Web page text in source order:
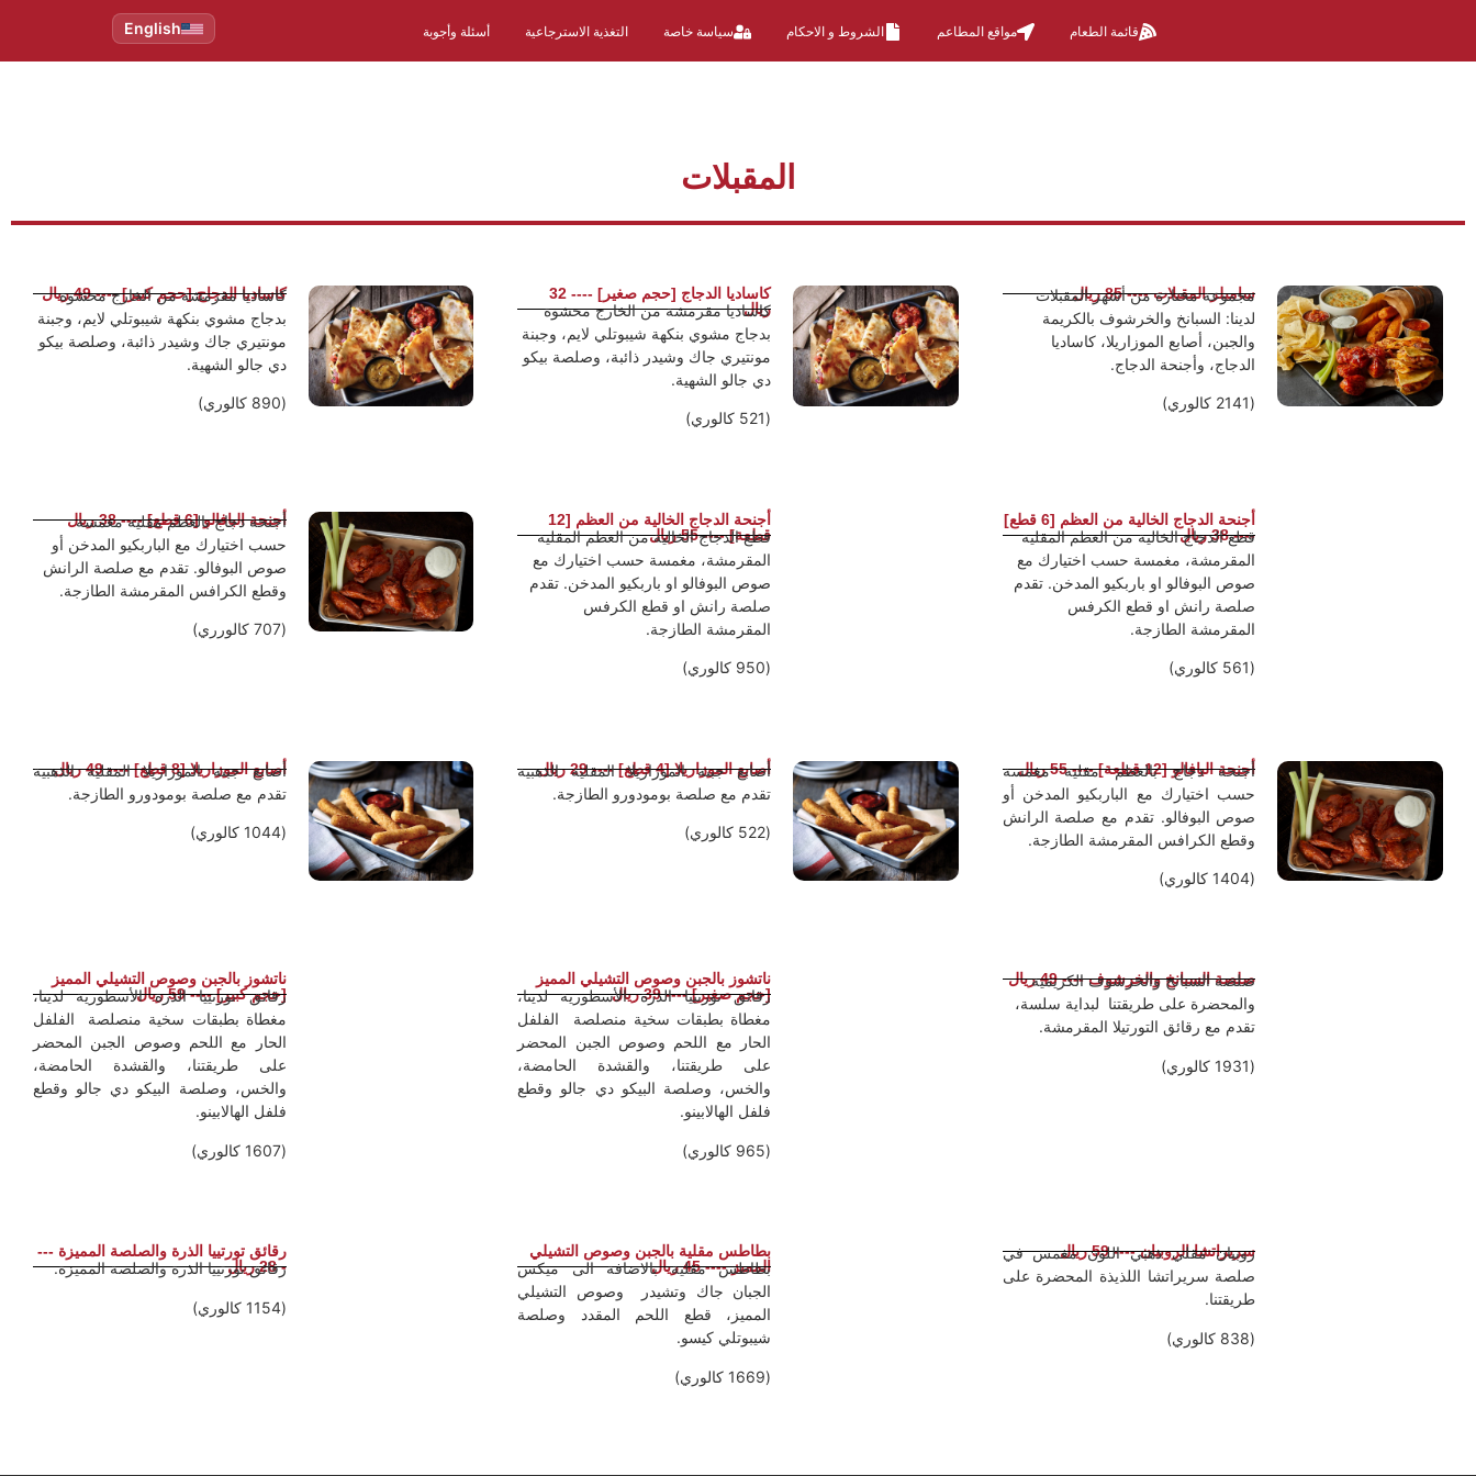
قائمة الطعام مواقع المطاعم الشروط و الاحكام سياسة خاصة التغذية الاسترجاعية أسئلة وأجوبة English
المقبلات
سامبلر المقبلات ---- 85 ريال
مجموعة مختارة من أشهر المقبلات
لدينا: السبانخ والخرشوف بالكريمة
والجبن، أصابع الموزاريلا، كاساديا
الدجاج، وأجنحة الدجاج.
(2141 كالوري)
كاساديا الدجاج [حجم صغير] ---- 32
ريال
كاساديا مقرمشة من الخارج محشوة
بدجاج مشوي بنكهة شيبوتلي لايم، وجبنة
مونتيري جاك وشيدر ذائبة، وصلصة بيكو
دي جالو الشهية.
(521 كالوري)
كاساديا الدجاج [حجم كبير] ---- 49 ريال
كاساديا مقرمشة من الخارج محشوة
بدجاج مشوي بنكهة شيبوتلي لايم، وجبنة
مونتيري جاك وشيدر ذائبة، وصلصة بيكو
دي جالو الشهية.
(890 كالوري)
أجنحة الدجاج الخالية من العظم [6 قطع]
---- 38 ريال
قطع الدجاج الخالية من العظم المقلية
المقرمشة، مغمسة حسب اختيارك مع
صوص البوفالو او باربكيو المدخن. تقدم
صلصة رانش او قطع الكرفس
المقرمشة الطازجة.
(561 كالوري)
أجنحة الدجاج الخالية من العظم [12
قطعة] ---- 55 ريال
قطع الدجاج الخالية من العظم المقلية
المقرمشة، مغمسة حسب اختيارك مع
صوص البوفالو او باربكيو المدخن. تقدم
صلصة رانش او قطع الكرفس
المقرمشة الطازجة.
(950 كالوري)
أجنحة البافالو [6 قطع] ---- 38 ريال
أجنحة دجاج بالعظم مقلية مغمسة
حسب اختيارك مع الباربكيو المدخن أو
صوص البوفالو. تقدم مع صلصة الرانش
وقطع الكرافس المقرمشة الطازجة.
(707 كالورري)
أجنحة البافالو [12 قطعة] ---- 55 ريال
أجنحة دجاج بالعظم مقلية مغمسة
حسب اختيارك مع الباربكيو المدخن أو
صوص البوفالو. تقدم مع صلصة الرانش
وقطع الكرافس المقرمشة الطازجة.
(1404 كالوري)
أصابع الموزاريلا [4 قطع] ---- 29 ريال
أصابع جبنة الموزاريلا المقلية الذهبية
تقدم مع صلصة بومودورو الطازجة.
(522 كالوري)
أصابع الموزاريلا [8 قطع] ---- 49 ريال
أصابع جبنة الموزاريلا المقلية الذهبية
تقدم مع صلصة بومودورو الطازجة.
(1044 كالوري)
صلصة السبانخ والخرشوف ---- 49 ريال
صلصة السبانخ والخرشوف الكريمية
والمحضرة على طريقتنا لبداية سلسة،
تقدم مع رقائق التورتيلا المقرمشة.
(1931 كالوري)
ناتشوز بالجبن وصوص التشيلي المميز
[حجم صغير] ---- 39 ريال
رقائق تورتييا الذرة الأسطورية لدينا،
مغطاة بطبقات سخية منصلصة الفلفل
الحار مع اللحم وصوص الجبن المحضر
على طريقتنا، والقشدة الحامضة،
والخس، وصلصة البيكو دي جالو وقطع
فلفل الهالابينو.
(965 كالوري)
ناتشوز بالجبن وصوص التشيلي المميز
[حجم كبير] ---- 59 ريال
رقائق تورتييا الذرة الأسطورية لدينا،
مغطاة بطبقات سخية منصلصة الفلفل
الحار مع اللحم وصوص الجبن المحضر
على طريقتنا، والقشدة الحامضة،
والخس، وصلصة البيكو دي جالو وقطع
فلفل الهالابينو.
(1607 كالوري)
سريراتشا الروبيان ---- 59 ريال
روبيان مقلي ذهبي اللون مغمس في
صلصة سريراتشا اللذيذة المحضرة على
طريقتنا.
(838 كالوري)
بطاطس مقلية بالجبن وصوص التشيلي
المميز ---- 45 ريال
بطاطس مقلية بالاضافة الى ميكس
الجبان جاك وتشيدر وصوص التشيلي
المميز، قطع اللحم المقدد وصلصة
شيبوتلي كيسو.
(1669 كالوري)
رقائق تورتييا الذرة والصلصة المميزة ---
- 28 ريال
رقائق تورتييا الذرة والصلصة المميزة.
(1154 كالوري)